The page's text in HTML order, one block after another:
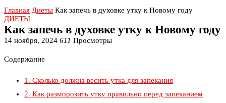
Главная Диеты Как запечь в духовке утку к Новому году
ДИЕТЫ
Как запечь в духовке утку к Новому году
14 ноября, 2024 611 Просмотры
Содержание
1. Сколько должна весить утка для запекания
2. Как разморозить утку правильно перед запеканием